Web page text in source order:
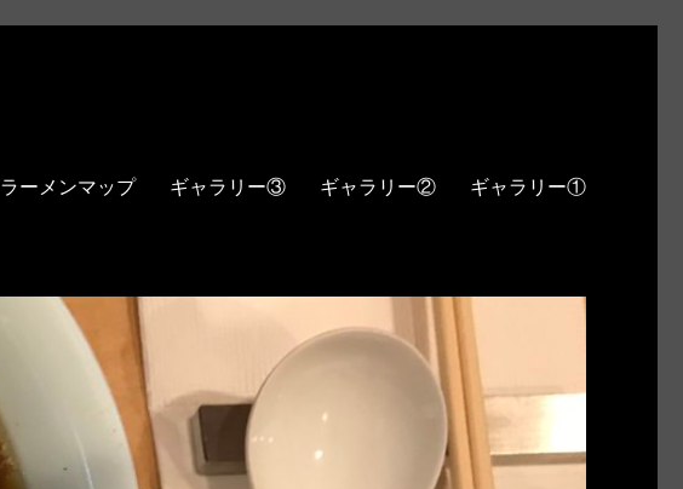
ラーメンマップ ギャラリー③ ギャラリー② ギャラリー①